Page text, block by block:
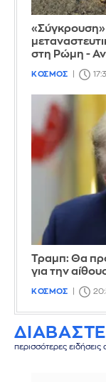
«Σύγκρουση»
στη Ρώμη -
ΚΟΣΜΟΣ
Τραμπ: Θα
για την
ΚΟΣΜΟΣ
περισσότερες